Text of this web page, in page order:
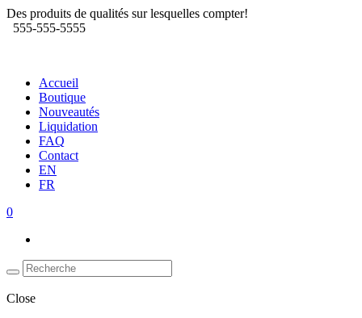
Des produits de qualités sur lesquelles compter!
555-555-5555
Accueil
Boutique
Nouveautés
Liquidation
FAQ
Contact
EN
FR
0
Close